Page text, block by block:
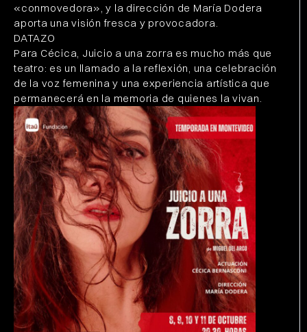
«conmovedora», y la dirección de María Dodera
aporta una visión fresca y provocadora.
DATAZO
Para Cécica, Juicio a una zorra es mucho más que
teatro: es un llamado a la reflexión, una celebración
de la voz femenina y una experiencia artística que
permanecerá en la memoria de quienes la vivan.